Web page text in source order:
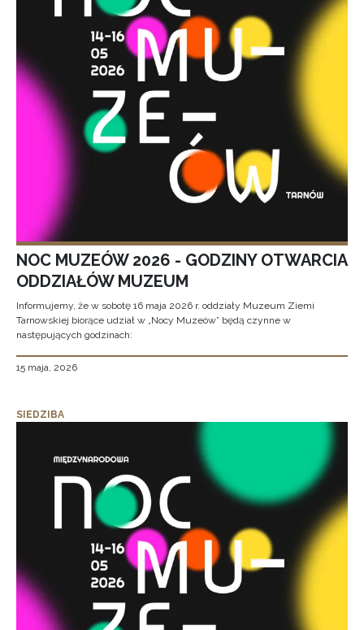
NOC MUZEÓW 2026 - GODZINY OTWARCIA
ODDZIAŁÓW MUZEUM
Informujemy, że w sobotę 16 maja 2026 r. oddziały Muzeum Ziemi
Tarnowskiej biorące udział w „Nocy Muzeów” będą czynne w
następujących godzinach:
15 maja, 2026
SIEDZIBA